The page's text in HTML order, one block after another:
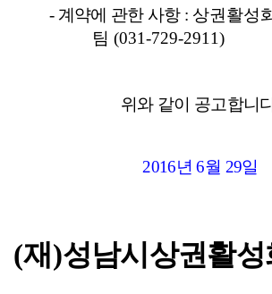
- 계약에 관한 사항 : 상권활성
팀(031-729-2911)
위와 같이 공고합니
2016년6월 29일
(재 )성남시상권활성